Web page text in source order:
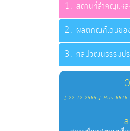
สถานที่สำคัญแห
ผลิตภัณฑ์เด่นขอ
ศิลปวัฒนธรรมป
[ 22-12-2565 ] Hits:6816